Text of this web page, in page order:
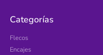
Categorías
Flecos
Encajes